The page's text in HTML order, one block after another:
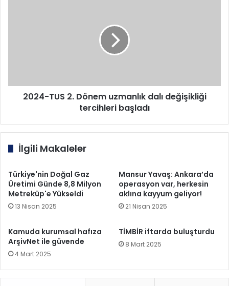
başladı
2024-TUS 2. Dönem uzmanlık dalı değişikliği
tercihleri başladı
İlgili Makaleler
Türkiye'nin Doğal Gaz
Üretimi Günde 8,8 Milyon
Metreküp'e Yükseldi
13 Nisan 2025
Mansur Yavaş: Ankara’da
operasyon var, herkesin
aklına kayyum geliyor!
21 Nisan 2025
Kamuda kurumsal hafıza
ArşivNet ile güvende
4 Mart 2025
TİMBİR iftarda buluşturdu
8 Mart 2025